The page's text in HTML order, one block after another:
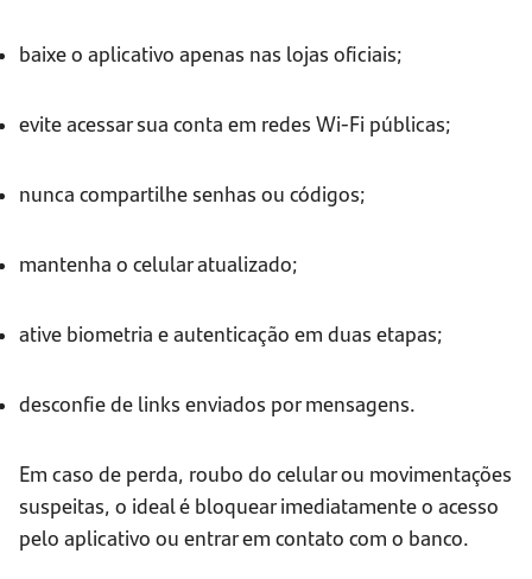
baixe o aplicativo apenas nas lojas oficiais;
evite acessar sua conta em redes Wi-Fi públicas;
nunca compartilhe senhas ou códigos;
mantenha o celular atualizado;
ative biometria e autenticação em duas etapas;
desconfie de links enviados por mensagens.
Em caso de perda, roubo do celular ou movimentações
suspeitas, o ideal é bloquear imediatamente o acesso
pelo aplicativo ou entrar em contato com o banco.